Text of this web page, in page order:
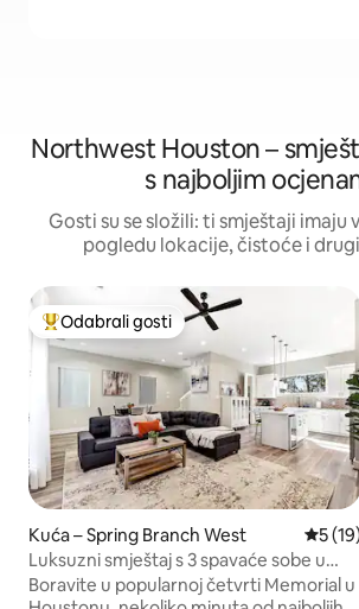
Northwest Houston –
s najboljim
Gosti su se složili: ti smještaji imaju
pogledu lokacije, čistoće i
Među najviše rangiranima s oznakom
Odabrali gosti
Kuća – Spring Branch West
5
Luksuzni smještaj s 3 spavaće sobe u
blizini NRG-a, Med Centra, Heightsa i
Boravite u popularnoj četvrti Memorial u